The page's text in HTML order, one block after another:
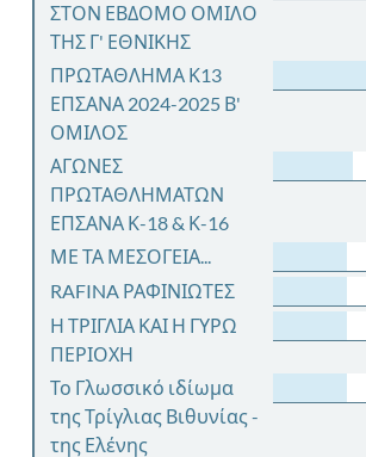
ΣΤΟΝ ΕΒΔΟΜΟ ΟΜΙΛΟ
ΤΗΣ Γ' ΕΘΝΙΚΗΣ
ΠΡΩΤΑΘΛΗΜΑ Κ13
ΕΠΣΑΝΑ 2024-2025 Β'
ΟΜΙΛΟΣ
ΑΓΩΝΕΣ
ΠΡΩΤΑΘΛΗΜΑΤΩΝ
ΕΠΣΑΝΑ Κ-18 & Κ-16
ΜΕ ΤΑ ΜΕΣΟΓΕΙΑ...
RAFINA ΡΑΦΙΝΙΩΤΕΣ
Η ΤΡΙΓΛΙΑ ΚΑΙ Η ΓΥΡΩ
ΠΕΡΙΟΧΗ
Το Γλωσσικό ιδίωμα
της Τρίγλιας Βιθυνίας -
της Ελένης